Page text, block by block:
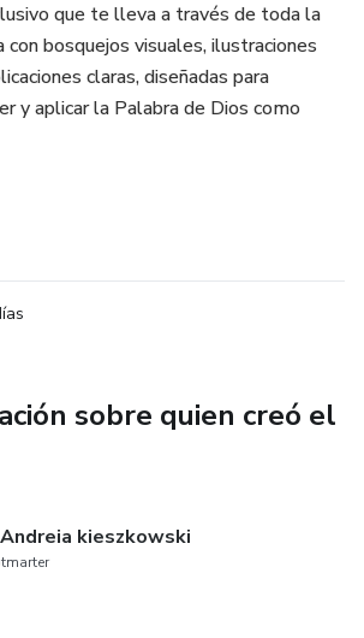
que te lleva a través de toda la
bosquejos visuales, ilustraciones
claras, diseñadas para
y aplicar la Palabra de Dios como
sobre quien creó el
kieszkowski